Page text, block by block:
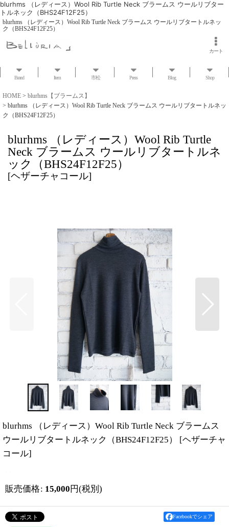
blurhms （レディース）Wool Rib Turtle Neck ブラームス ウールリブター
トルネック（BHS24F12F25）
blurhms （レディース）Wool Rib Turtle Neck ブラームス ウールリブタートルネッ
ク（BHS24F12F25）
カート
Brand Item 市松 Press Blog Shop
HOME > blurhms【ブラームス】
> blurhms （レディース）Wool Rib Turtle Neck ブラームス ウールリブタートルネッ
ク（BHS24F12F25）
blurhms （レディース）Wool Rib Turtle
Neck ブラームス ウールリブタートルネ
ック（BHS24F12F25）
[ヘザーチャコール]
blurhms （レディース）Wool Rib Turtle Neck ブラームス
ウールリブタートルネック（BHS24F12F25）
[ヘザーチャ
コール]
販売価格: 15,000 円(税別)
Facebookでシェア